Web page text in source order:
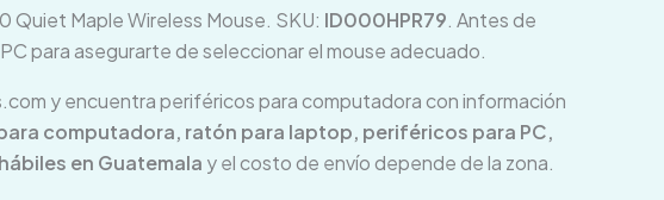
Maple Wireless Mouse. SKU: ID000HPR79. Antes de
para asegurarte de seleccionar el mouse adecuado.
y encuentra periféricos para computadora con información
computadora, ratón para laptop, periféricos para PC,
en Guatemala y el costo de envío depende de la zona.